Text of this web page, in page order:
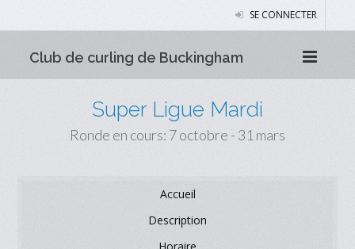
SE CONNECTER
Club de curling de Buckingham
Super Ligue Mardi
Ronde en cours: 7 octobre - 31 mars
Accueil
Description